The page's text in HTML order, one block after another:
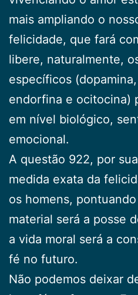
mais ampliando o
felicidade, que fará
libere, naturalmente,
específicos
endorfina e ocitocina)
em nível biológico,
emocional.
A questão 922, por
medida exata da
os homens,
material será a posse
a vida moral será a
fé no futuro.
Não podemos deixar